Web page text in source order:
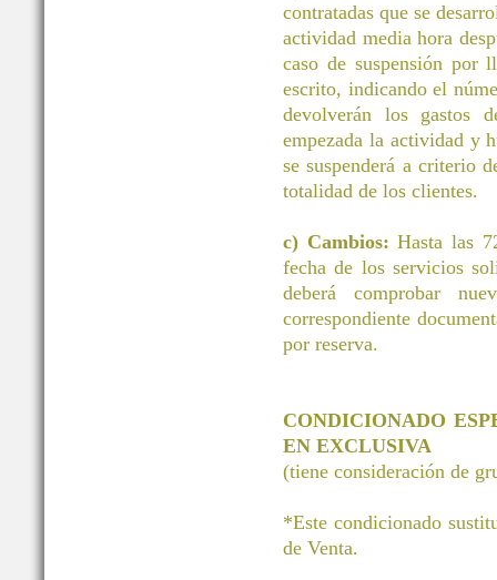
contratadas que se
actividad media hora
caso de suspensión
escrito, indicando el
devolverán los gastos
empezada la actividad y
se suspenderá a criterio
totalidad de los clientes.
c) Cambios: Hasta las
fecha de los servicios
deberá comprobar
correspondiente
por reserva.
CONDICIONADO
EN EXCLUSIVA
(tiene consideración de
*Este condicionado
de Venta.